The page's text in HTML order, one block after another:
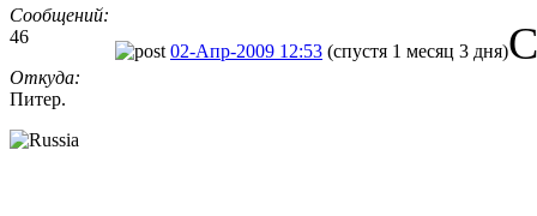
Сообщений:
46
Откуда:
Питер.
02-Апр-2009 12:53 (спустя 1 месяц 3 дня)